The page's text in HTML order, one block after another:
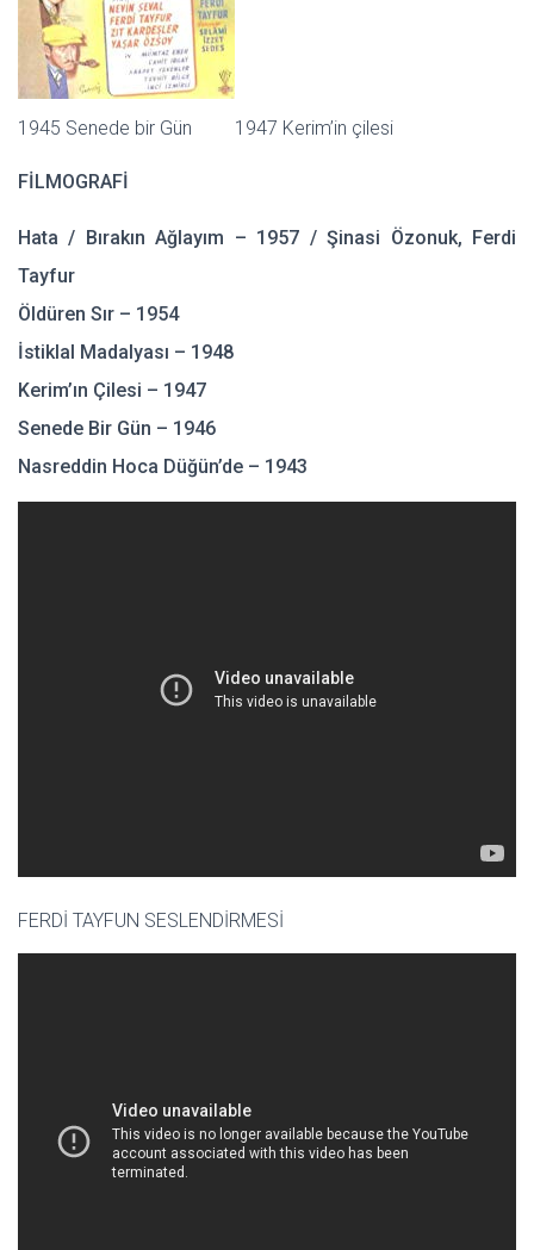
1945 Senede bir Gün 1947 Kerim’in çilesi
FİLMOGRAFİ
Hata / Bırakın Ağlayım – 1957 / Şinasi Özonuk, Ferdi
Tayfur
Öldüren Sır – 1954
İstiklal Madalyası – 1948
Kerim’ın Çilesi – 1947
Senede Bir Gün – 1946
Nasreddin Hoca Düğün’de – 1943
FERDİ TAYFUN SESLENDİRMESİ